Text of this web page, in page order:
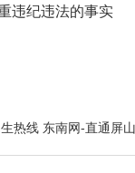
违纪违法的事实
热线 东南网-直通屏山